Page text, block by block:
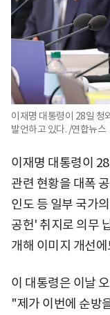
이재명 대통령이 28일 청
발언하고 있다. /연합뉴스
이재명 대통령이
관련 현황을 대폭
인도 등 일부 국가
공헌' 취지로 의무
개해 이미지 개선
이 대통령은 이날
"제가 이번에 순방